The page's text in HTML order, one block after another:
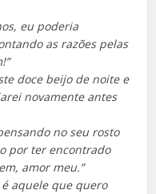
eu poderia
as razões pelas
doce beijo de noite e
novamente antes
no seu rosto
por ter encontrado
amor meu.”
aquele que quero